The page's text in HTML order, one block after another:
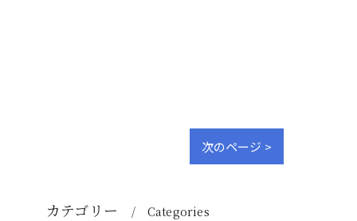
次のページ >
カテゴリー Categories